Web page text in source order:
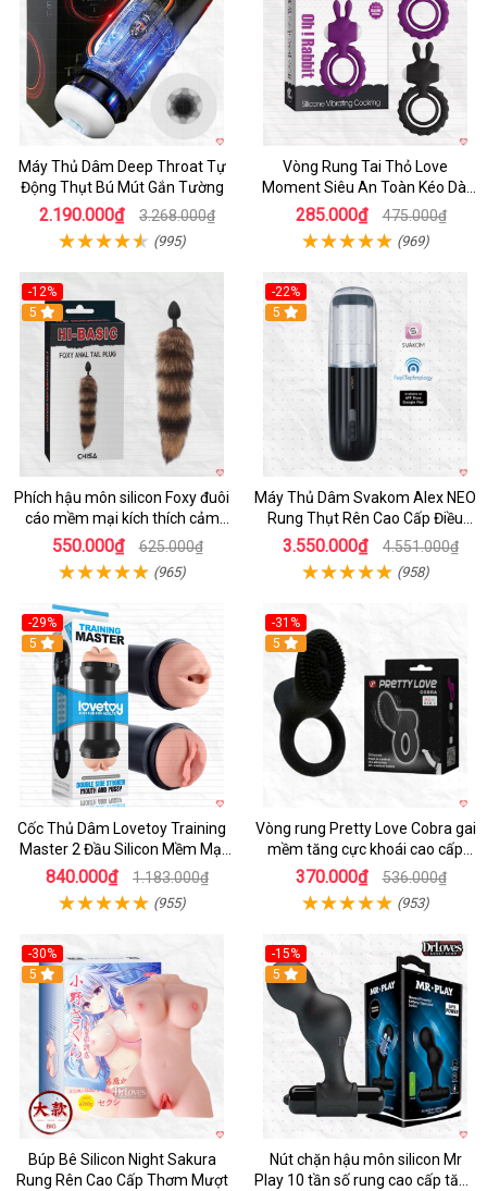
Máy Thủ Dâm Deep Throat Tự
Động Thụt Bú Mút Gắn Tường
2.190.000₫ 3.268.000₫
(995)
Vòng Rung Tai Thỏ Love
Moment Siêu An Toàn Kéo Dài
Thời Gian
285.000₫ 475.000₫
(969)
-12%
Hot
5
Phích hậu môn silicon Foxy đuôi
cáo mềm mại kích thích cảm
giác mới
550.000₫ 625.000₫
(965)
-22%
5
Máy Thủ Dâm Svakom Alex NEO
Rung Thụt Rên Cao Cấp Điều
Khiển App
3.550.000₫ 4.551.000₫
(958)
-29%
Hot
5
Cốc Thủ Dâm Lovetoy Training
Master 2 Đầu Silicon Mềm Mại
Tiện Lợi
840.000₫ 1.183.000₫
(955)
-31%
5
Vòng rung Pretty Love Cobra gai
mềm tăng cực khoái cao cấp
chính hãng
370.000₫ 536.000₫
(953)
-30%
Hot
5
Búp Bê Silicon Night Sakura
Rung Rên Cao Cấp Thơm Mượt
-15%
Hot
5
Nút chặn hậu môn silicon Mr
Play 10 tần số rung cao cấp tăng